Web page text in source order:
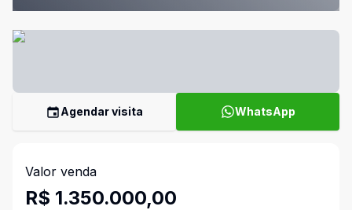
Agendar visita WhatsApp
Valor venda
R$ 1.350.000,00